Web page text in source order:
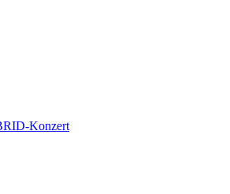
Konzert